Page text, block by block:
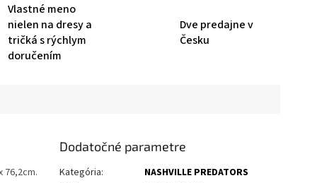
Vlastné meno
nielen na dresy a
tričká s rýchlym
doručením
Dve predajne v
Česku
76,2cm.
Dodatočné parametre
Kategória:
NASHVILLE PREDATORS